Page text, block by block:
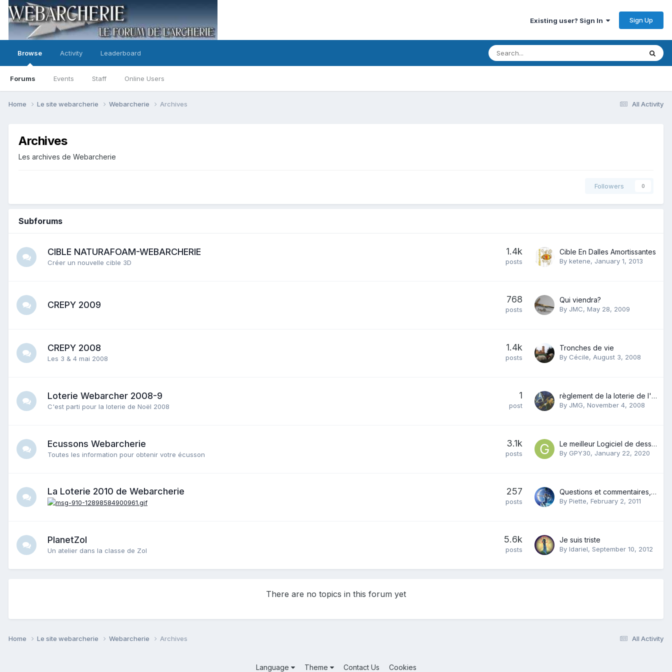
Existing user? Sign In Sign Up
Browse
Forums Events Staff Online Users
Activity Leaderboard
All Activity
Home Le site webarcherie Webarcherie Archives
Archives
Les archives de Webarcherie
Followers 0
Subforums
CIBLE NATURAFOAM-WEBARCHERIE
Créer un nouvelle cible 3D
1.4k
posts
Cible En Dalles Amortissantes
By ketene, January 1, 2013
CREPY 2009
768
posts
Qui viendra?
By JMC, May 28, 2009
CREPY 2008
Les 3 & 4 mai 2008
1.4k
posts
Tronches de vie
By Cécile, August 3, 2008
Loterie Webarcher 2008-9
C'est parti pour la loterie de Noël 2008
1
post
règlement de la loterie de l'année
By JMG, November 4, 2008
Ecussons Webarcherie
Toutes les information pour obtenir votre écusson
3.1k
posts
Le meilleur Logiciel de dessin?
By GPY30, January 22, 2020
La Loterie 2010 de Webarcherie 257
posts
Questions et commentaires, description des lots, photos etc...........
By Piette, February 2, 2011
PlanetZol
Un atelier dans la classe de Zol
5.6k
posts
Je suis triste
By Idariel, September 10, 2012
There are no topics in this forum yet
All Activity
Home Le site webarcherie Webarcherie Archives
Language Theme Contact Us Cookies